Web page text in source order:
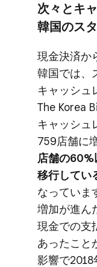
次々と​キ
韓国の​ス
現金決済か
韓国では、​
キャッシュ
The Korea
キャッシュ
759店舗に​
店舗の​60%
移行してい
なっていま
増加が​進ん
現金での​支
あったこと
影響で​2018